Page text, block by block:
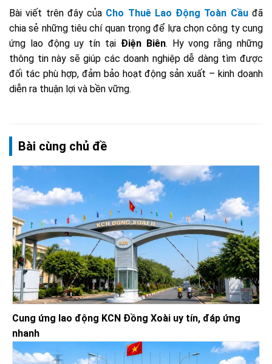
Bài viết trên đây của Cho Thuê Lao Động Toàn Cầuđã
chia sẻ những tiêu chí quan trọng để lựa chọn công ty cung
ứng lao động uy tín tại Điện Biên. Hy vọng rằng những
thông tin này sẽ giúp các doanh nghiệp dễ dàng tìm được
đối tác phù hợp, đảm bảo hoạt động sản xuất – kinh doanh
diễn ra thuận lợi và bền vững.
Bài cùng chủ đề
Cung ứng lao động KCN Đồng Xoài uy tín, đáp ứng
nhanh